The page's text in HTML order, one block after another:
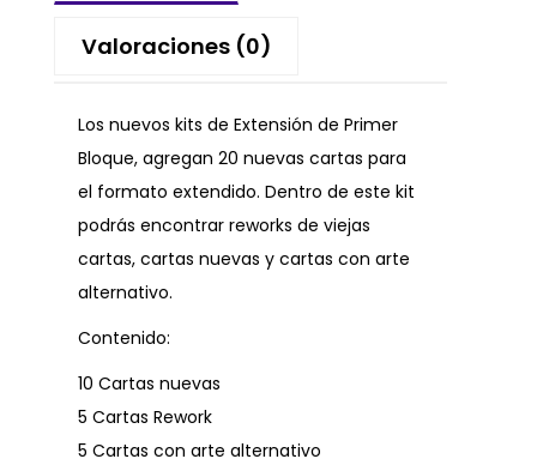
Valoraciones (0)
Los nuevos kits de Extensión de Primer
Bloque, agregan 20 nuevas cartas para
el formato extendido. Dentro de este kit
podrás encontrar reworks de viejas
cartas, cartas nuevas y cartas con arte
alternativo.
Contenido:
10 Cartas nuevas
5 Cartas Rework
5 Cartas con arte alternativo